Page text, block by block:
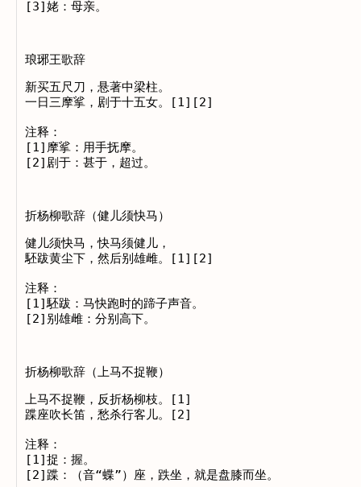
琅琊王歌辞
新买五尺刀，悬著中梁柱。
一日三摩挲，剧于十五女。[1][2]
注释：
[1]摩挲：用手抚摩。
折杨柳歌辞（健儿须快马）
健儿须快马，快马须健儿，
駓跋黄尘下，然后别雄雌。[1][2]
注释：
[1]駓跋：马快跑时的蹄子声音。
折杨柳歌辞（上马不捉鞭）
上马不捉鞭，反折杨柳枝。[1]
蹀座吹长笛，愁杀行客儿。[2]
注释：
[1]捉：握。